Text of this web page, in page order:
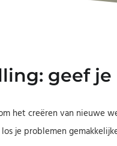
geef
het creëren van nieuwe
je problemen